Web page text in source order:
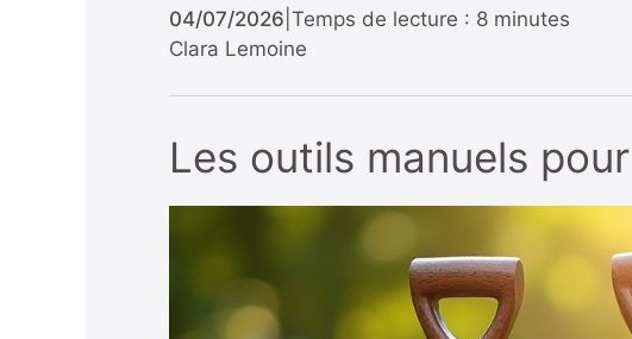
04/07/2026 Temps de lecture : 8 minutes
Clara Lemoine
Les outils manuels